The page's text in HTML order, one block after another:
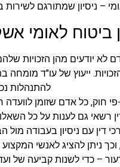
– ניסיון שמתורגם
ביטוח לאומי
לא יודעים מהן הזכויות
ייעוץ של עו"ד
להתנהלות
חוק, כל אדם שזומן
רשאי גם לענות על כל
דין עם ניסיון בעבודה
ניתן להציג לאנשי
– כדי לשנות קביעה של